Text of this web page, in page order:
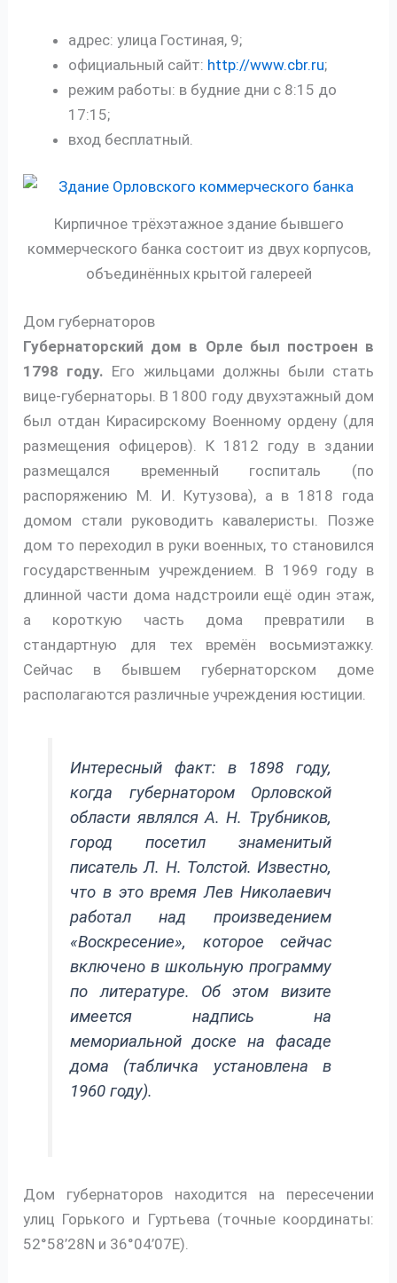
адрес: улица Гостиная, 9;
официальный сайт: http://www.cbr.ru;
режим работы: в будние дни с 8:15 до
17:15;
вход бесплатный.
Кирпичное трёхэтажное здание бывшего
коммерческого банка состоит из двух корпусов,
объединённых крытой галереей
Дом губернаторов
Губернаторский дом в Орле был построен в
1798 году. Его жильцами должны были стать
вице-губернаторы. В 1800 году двухэтажный дом
был отдан Кирасирскому Военному ордену (для
размещения офицеров). К 1812 году в здании
размещался временный госпиталь (по
распоряжению М. И. Кутузова), а в 1818 года
домом стали руководить кавалеристы. Позже
дом то переходил в руки военных, то становился
государственным учреждением. В 1969 году в
длинной части дома надстроили ещё один этаж,
а короткую часть дома превратили в
стандартную для тех времён восьмиэтажку.
Сейчас в бывшем губернаторском доме
располагаются различные учреждения юстиции.
Интересный факт: в 1898 году,
когда губернатором Орловской
области являлся А. Н. Трубников,
город посетил знаменитый
писатель Л. Н. Толстой. Известно,
что в это время Лев Николаевич
работал над произведением
«Воскресение», которое сейчас
включено в школьную программу
по литературе. Об этом визите
имеется надпись на
мемориальной доске на фасаде
дома (табличка установлена в
1960 году).
Дом губернаторов находится на пересечении
улиц Горького и Гуртьева (точные координаты:
52°58’28N и 36°04’07E).